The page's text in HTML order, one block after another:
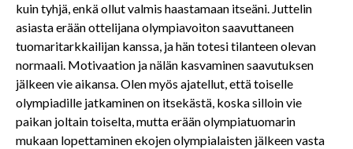
kuin tyhjä, enkä ollut valmis haastamaan itseäni. Juttelin
asiasta erään ottelijana olympiavoiton saavuttaneen
tuomaritarkkailijan kanssa, ja hän totesi tilanteen olevan
normaali. Motivaation ja nälän kasvaminen saavutuksen
jälkeen vie aikansa. Olen myös ajatellut, että toiselle
olympiadille jatkaminen on itsekästä, koska silloin vie
paikan joltain toiselta, mutta erään olympiatuomarin
mukaan lopettaminen ekojen olympialaisten jälkeen vasta